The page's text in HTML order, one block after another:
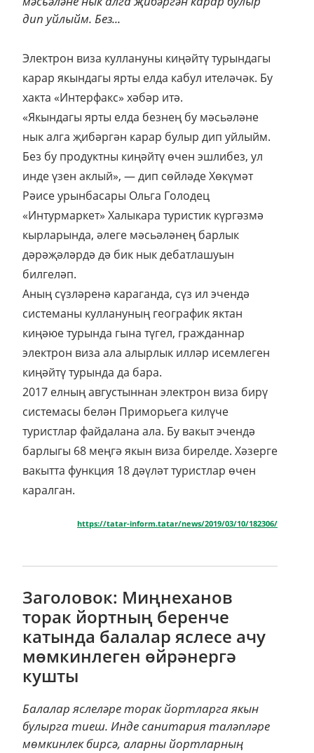
дип уйлыйм. Без...
Электрон виза куллануны киңәйтү турындагы
карар якындагы ярты елда кабул ителәчәк. Бу
хакта «Интерфакс» хәбәр итә.
«Якындагы ярты елда безнең бу мәсьәләне
нык алга җибәргән карар булыр дип уйлыйм.
Без бу продуктны киңәйтү өчен эшлибез, ул
инде үзен аклый», — дип сөйләде Хөкүмәт
Рәисе урынбасары Ольга Голодец
«Интурмаркет» Халыкара туристик күргәзмә
кырларында, әлеге мәсьәләнең барлык
дәрәҗәләрдә дә бик нык дебатлашуын
билгеләп.
Аның сүзләренә караганда, сүз ил эчендә
системаны куллануның географик яктан
киңәюе турында гына түгел, гражданнар
электрон виза ала алырлык илләр исемлеген
киңәйтү турында да бара.
2017 елның августыннан электрон виза бирү
системасы белән Приморьега килүче
туристлар файдалана ала. Бу вакыт эчендә
барлыгы 68 меңгә якын виза бирелде. Хәзерге
вакытта функция 18 дәүләт туристлар өчен
каралган.
https://tatar-inform.tatar/news/2019/03/10/182306/
Заголовок: Миңнеханов
торак йортның беренче
катында балалар яслесе ачу
мөмкинлеген өйрәнергә
кушты
Балалар яслеләре торак йортларга якын
булырга тиеш. Инде санитария таләпләре
мөмкинлек бирсә, аларны йортларның